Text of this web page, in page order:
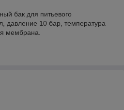
бак для питьевого
давление 10 бар, температура
мембрана.